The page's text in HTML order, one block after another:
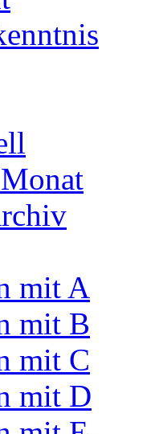
mit A
mit B
mit C
mit D